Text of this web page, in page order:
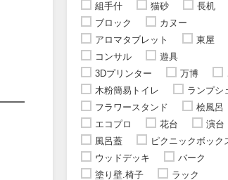
組手什
猫砂
長机
ブロック
カヌー
アロマタブレット
東屋
コンサル
遊具
3Dプリンター
万博
木粉簡易トイレ
ランプシ
フラワースタンド
桧風呂
エコプロ
花台
演台
風呂蓋
ピクニックボック
ウッドデッキ
バーク
塗り壁.椅子
ラック